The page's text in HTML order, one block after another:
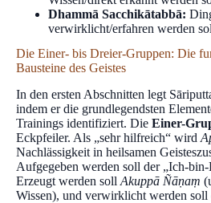
Dhammā Sacchikātabbā:
verwirklicht/erfahren werden
Die Einer- bis Dreier-Gruppen: Die
Bausteine des Geistes
In den ersten Abschnitten legt
indem er die grundlegendsten
Trainings identifiziert. Die Einer-
Eckpfeiler. Als „sehr hilfreich“ wird
Nachlässigkeit in heilsamen
Aufgegeben werden soll der „Ich-
Erzeugt werden soll Akuppā Ñāṇaṃ
Wissen), und verwirklicht werden soll